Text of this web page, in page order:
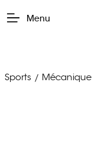
Menu
Sports / Mécanique